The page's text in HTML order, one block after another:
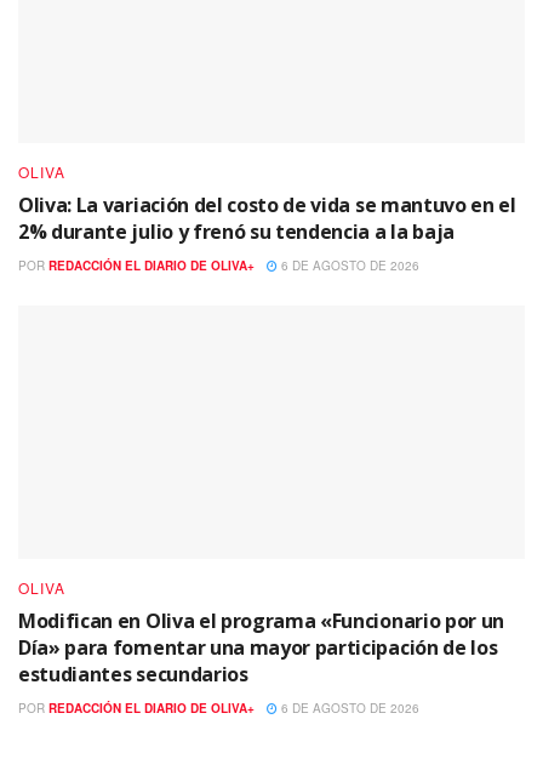
OLIVA
Oliva: La variación del costo de vida se mantuvo en el
2% durante julio y frenó su tendencia a la baja
POR REDACCIÓN EL DIARIO DE OLIVA+ 6 DE AGOSTO DE 2026
OLIVA
Modifican en Oliva el programa «Funcionario por un
Día» para fomentar una mayor participación de los
estudiantes secundarios
POR REDACCIÓN EL DIARIO DE OLIVA+ 6 DE AGOSTO DE 2026